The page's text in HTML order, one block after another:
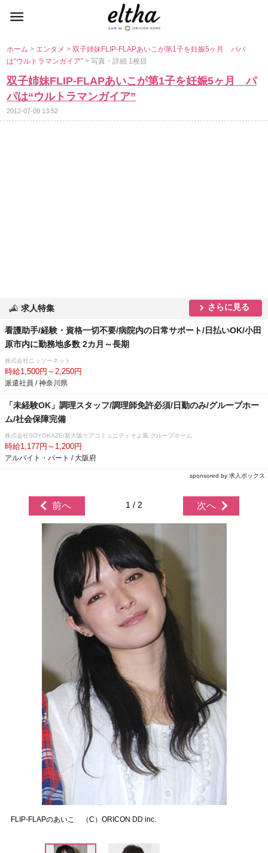
ホーム> エンタメ>双子姉妹FLIP-FLAPあいこが第1子を妊娠5ヶ月 パパ
は“ウルトラマンガイア”> 写真・詳細 1枚目
双子姉妹FLIP-FLAPあいこが第1子を妊娠5ヶ月 パ
パは“ウルトラマンガイア”
2012-07-09 13:52
求人特集 さらに見る
看護助手/経験・資格一切不要/病院内の日常サポート/日払いOK/小田
原市内に勤務地多数 2カ月～長期
株式会社ニッソーネット
時給1,500円～2,250円
派遣社員 / 神奈川県
「未経験OK」調理スタッフ/調理師免許必須/日勤のみ/グループホー
ム/社会保障完備
株式会社SOYOKAZE/新大阪ケアコミュニティそよ風 グループホーム
時給1,177円～1,200円
アルバイト・パート / 大阪府
sponsored by 求人ボックス
前へ 1 / 2 次へ
FLIP-FLAPのあいこ （C）ORICON DD inc.